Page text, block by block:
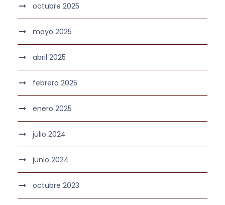
octubre 2025
mayo 2025
abril 2025
febrero 2025
enero 2025
julio 2024
junio 2024
octubre 2023